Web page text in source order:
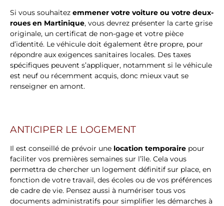
Si vous souhaitez emmener votre voiture ou votre deux-
roues en Martinique, vous devrez présenter la carte grise
originale, un certificat de non-gage et votre pièce
d’identité. Le véhicule doit également être propre, pour
répondre aux exigences sanitaires locales. Des taxes
spécifiques peuvent s’appliquer, notamment si le véhicule
est neuf ou récemment acquis, donc mieux vaut se
renseigner en amont.
ANTICIPER LE LOGEMENT
Il est conseillé de prévoir une location temporaire pour
faciliter vos premières semaines sur l’île. Cela vous
permettra de chercher un logement définitif sur place, en
fonction de votre travail, des écoles ou de vos préférences
de cadre de vie. Pensez aussi à numériser tous vos
documents administratifs pour simplifier les démarches à